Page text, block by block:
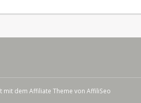
mit dem Affiliate Theme von AffiliSeo